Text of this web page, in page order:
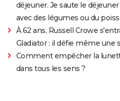
déjeuner. Je saute le
avec des légumes ou du
À 62 ans, Russell Crowe
Gladiator : il défie même une
Comment empêcher la
dans tous les sens ?